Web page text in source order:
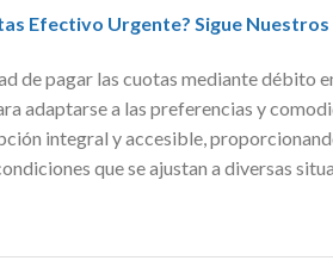
Efectivo Urgente? Sigue
de pagar las cuotas mediante débito
adaptarse a las preferencias y
integral y accesible,
que se ajustan a diversas